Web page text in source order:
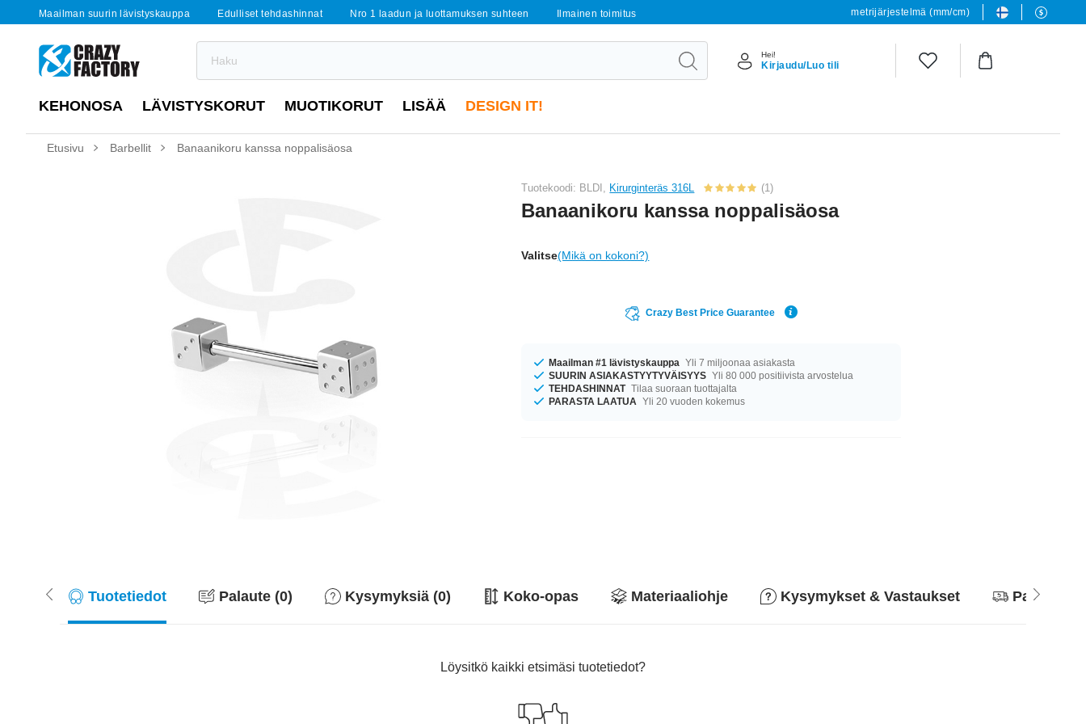
Maailman suurin lävistyskauppa Edulliset tehdashinnat Nro 1 laadun ja luottamuksen suhteen Ilmainen toimitus metrijärjestelmä (mm/cm)
Hei!
Kirjaudu/Luo tili
KEHONOSA LÄVISTYSKORUT MUOTIKORUT LISÄÄ DESIGN IT!
Etusivu Barbellit Banaanikoru kanssa noppalisäosa
Tuotekoodi: BLDI, Kirurginteräs 316L (1)
Banaanikoru kanssa noppalisäosa
Valitse(Mikä on kokoni?)
Crazy Best Price Guarantee
Maailman #1 lävistyskauppa Yli 7 miljoonaa asiakasta
SUURIN ASIAKASTYYTYVÄISYYS Yli 80 000 positiivista arvostelua
TEHDASHINNAT Tilaa suoraan tuottajalta
PARASTA LAATUA Yli 20 vuoden kokemus
Tuotetiedot Palaute (0) Kysymyksiä (0) Koko-opas Materiaaliohje Kysymykset & Vastaukset
Löysitkö kaikki etsimäsi tuotetiedot?